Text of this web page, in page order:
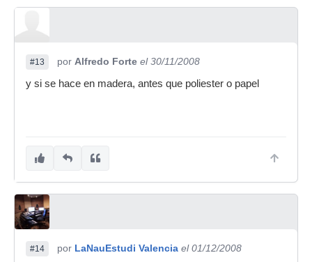
#13 por Alfredo Forte el 30/11/2008
y si se hace en madera, antes que poliester o papel
#14 por LaNauEstudi Valencia el 01/12/2008